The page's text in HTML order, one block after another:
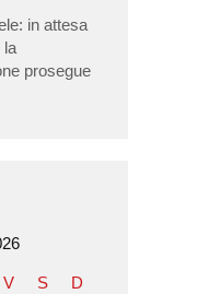
in attesa
la
prosegue
V S D